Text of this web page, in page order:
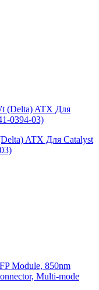
ATX Для Catalyst